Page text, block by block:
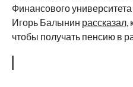
Финансового
Игорь Балынин рассказал,
чтобы получать пенсию в